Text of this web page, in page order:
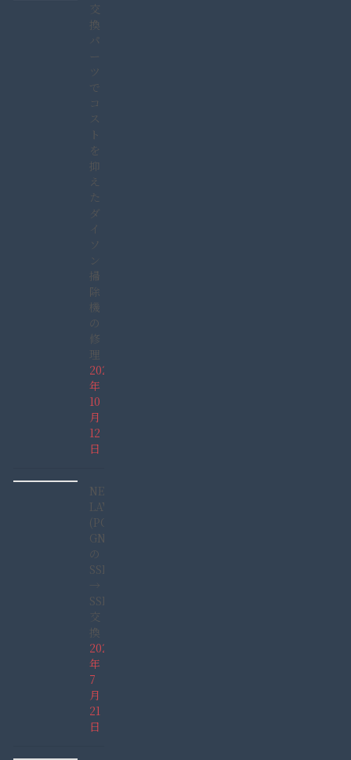
交
換
パ
ー
ツ
で
コ
ス
ト
を
抑
え
た
ダ
イ
ソ
ン
掃
除
機
の
修
理
2025
年
10
月
12
日
NEC
LAVIE
(PC-
GN165GDAD)
の
SSHD
→
SSD
交
換
2022
年
7
月
21
日